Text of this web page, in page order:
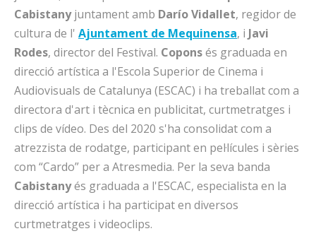
Cabistanyjuntament amb DaríoVidallet, regidor de
cultura de l' Ajuntament de Mequinensa, i Javi
Rodes, director del Festival. Coponsés graduada en
direcció artística a l'Escola Superior de Cinema i
Audiovisuals de Catalunya (ESCAC) i ha treballat com a
directora d'art i tècnica en publicitat, curtmetratges i
clips de vídeo. Des del 2020 s'ha consolidat com a
atrezzista de rodatge, participant en pel·lícules i sèries
com “Cardo” per a Atresmedia. Per la seva banda
Cabistanyés graduada a l'ESCAC, especialista en la
direcció artística i ha participat en diversos
curtmetratges i videoclips.